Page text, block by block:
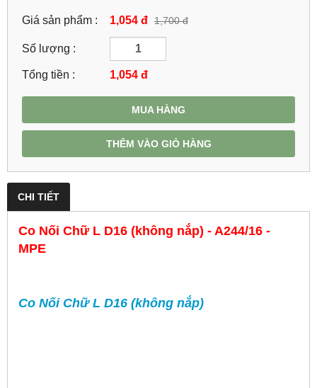
Giá sản phẩm : 1,054 đ 1,700 đ
Số lượng :
Tổng tiền : 1,054 đ
MUA HÀNG
THÊM VÀO GIỎ HÀNG
CHI TIẾT
Co Nối Chữ L D16 (không nắp) - A244/16 -
MPE
Co Nối Chữ L D16 (không nắp)